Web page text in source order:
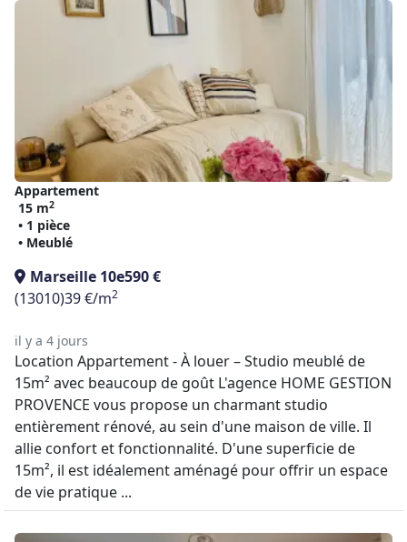
Appartement
15 m2
• 1 pièce
• Meublé
Marseille 10e590 €
(13010)39 €/m2
il y a 4 jours
Location Appartement - À louer – Studio meublé de
15m² avec beaucoup de goût L'agence HOME GESTION
PROVENCE vous propose un charmant studio
entièrement rénové, au sein d'une maison de ville. Il
allie confort et fonctionnalité. D'une superficie de
15m², il est idéalement aménagé pour offrir un espace
de vie pratique ...